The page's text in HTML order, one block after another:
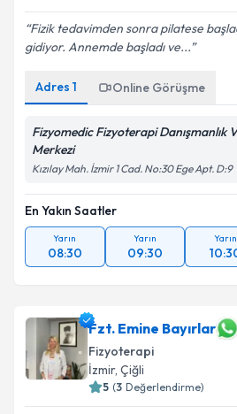
Fizik tedavimden sonra pilatese
gidiyor. Annemde başladı ve...
Adres 1 Online Görüşme
Fizyomedic Fizyoterapi Danışmanlık
Merkezi
Kızılay Mah. İzmir 1 Cad. No:30 Ege Apt. D:9
En Yakın Saatler
Yarın
08:30
Yarın
09:30
Yarın
Fzt. Emine Bayırlar
Fizyoterapi
İzmir, Çiğli
5 (3 Değerlendirme)